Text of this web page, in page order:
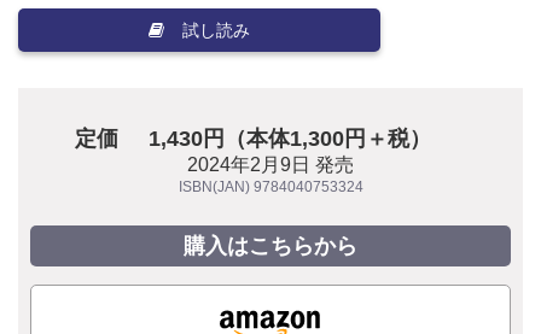
試し読み
定価 1,430円（本体1,300円＋税）
2024年2月9日 発売
ISBN(JAN) 9784040753324
購入はこちらから